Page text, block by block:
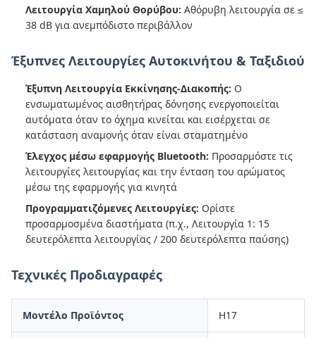
Λειτουργία Χαμηλού Θορύβου: Αθόρυβη λειτουργία σε ≤
38 dB για ανεμπόδιστο περιβάλλον
Έξυπνες Λειτουργίες Αυτοκινήτου & Ταξιδιού
Έξυπνη Λειτουργία Εκκίνησης-Διακοπής: Ο
ενσωματωμένος αισθητήρας δόνησης ενεργοποιείται
αυτόματα όταν το όχημα κινείται και εισέρχεται σε
κατάσταση αναμονής όταν είναι σταματημένο
Έλεγχος μέσω εφαρμογής Bluetooth: Προσαρμόστε τις
λειτουργίες λειτουργίας και την ένταση του αρώματος
μέσω της εφαρμογής για κινητά
Προγραμματιζόμενες Λειτουργίες: Ορίστε
προσαρμοσμένα διαστήματα (π.χ., Λειτουργία 1: 15
δευτερόλεπτα λειτουργίας / 200 δευτερόλεπτα παύσης)
Τεχνικές Προδιαγραφές
Μοντέλο Προϊόντος H17